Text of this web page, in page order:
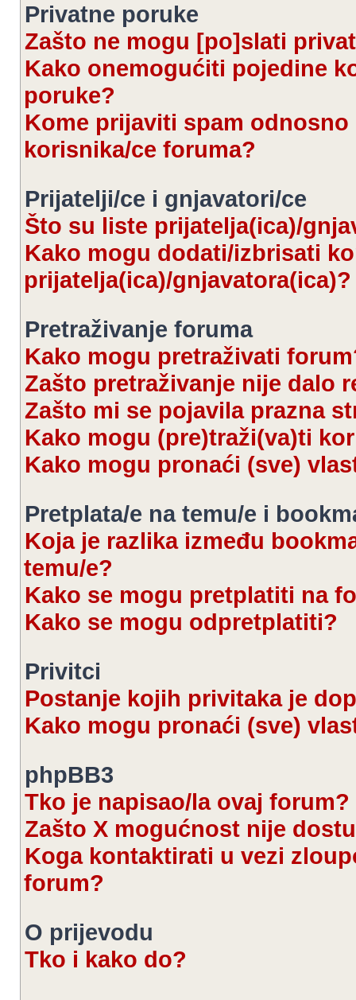
Privatne poruke
Zašto ne mogu [po]slati
Kako onemogućiti pojedine
poruke?
Kome prijaviti spam
korisnika/ce foruma?
Prijatelji/ce i gnjavatori/ce
Što su liste prijatelja(ica)/
Kako mogu dodati/izbrisati
prijatelja(ica)/gnjavatora(ica)?
Pretraživanje foruma
Kako mogu pretraživati
Zašto pretraživanje nije dalo
Zašto mi se pojavila prazna
Kako mogu (pre)traži(va)ti
Kako mogu pronaći (sve)
Pretplata/e na temu/e i
Koja je razlika između
temu/e?
Kako se mogu pretplatiti na
Kako se mogu odpretplatiti?
Privitci
Postanje kojih privitaka je
Kako mogu pronaći (sve)
phpBB3
Tko je napisao/la ovaj forum?
Zašto X mogućnost nije
Koga kontaktirati u vezi
forum?
O prijevodu
Tko i kako do?